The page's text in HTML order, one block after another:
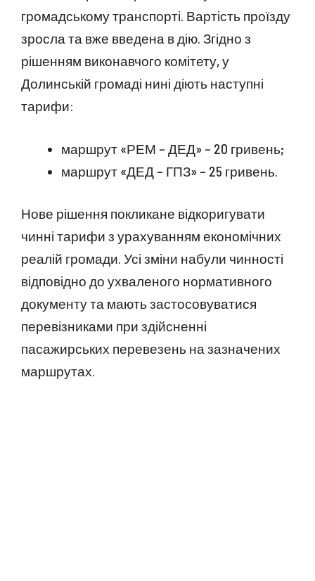
громадському транспорті. Вартість проїзду
зросла та вже введена в дію. Згідно з
рішенням виконавчого комітету, у
Долинській громаді нині діють наступні
тарифи:
маршрут «РЕМ – ДЕД» – 20 гривень;
маршрут «ДЕД – ГПЗ» – 25 гривень.
Нове рішення покликане відкоригувати
чинні тарифи з урахуванням економічних
реалій громади. Усі зміни набули чинності
відповідно до ухваленого нормативного
документу та мають застосовуватися
перевізниками при здійсненні
пасажирських перевезень на зазначених
маршрутах.